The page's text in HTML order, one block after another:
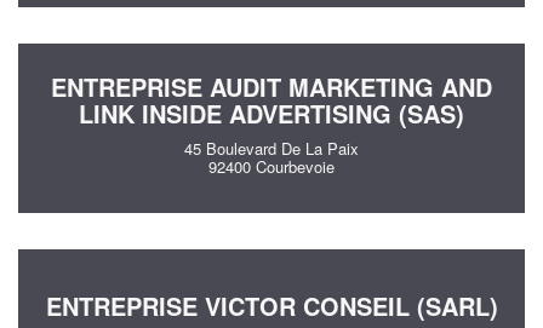
ENTREPRISE AUDIT MARKETING AND
LINK INSIDE ADVERTISING (SAS)
45 Boulevard De La Paix
92400 Courbevoie
ENTREPRISE VICTOR CONSEIL (SARL)